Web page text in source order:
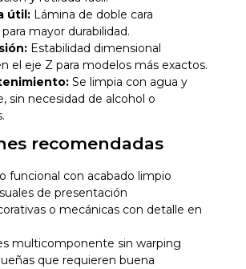
útil: Lámina de doble cara
mayor durabilidad.
Estabilidad dimensional
el eje Z para modelos más exactos.
Se limpia con agua y
sin necesidad de alcohol o
recomendadas
funcional con acabado limpio
de presentación
o mecánicas con detalle en
multicomponente sin warping
que requieren buena